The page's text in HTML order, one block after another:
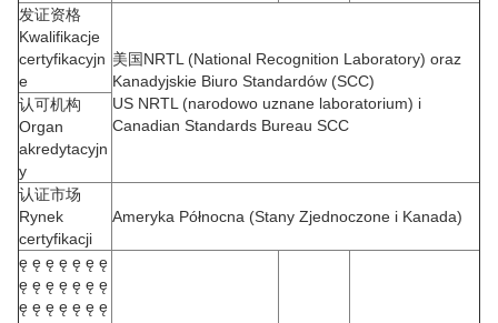
发证资格
Kwalifikacje
certyfikacyjn
e
美国NRTL (National Recognition Laboratory) oraz
Kanadyjskie Biuro Standardów (SCC)
US NRTL (narodowo uznane laboratorium) i
Canadian Standards Bureau SCC
认可机构
Organ
akredytacyjn
y
认证市场
Rynek
certyfikacji
Ameryka Północna (Stany Zjednoczone i Kanada)
ę ę ę ę ę ę ę
ę ę ę ę ę ę ę
ę ę ę ę ę ę ę